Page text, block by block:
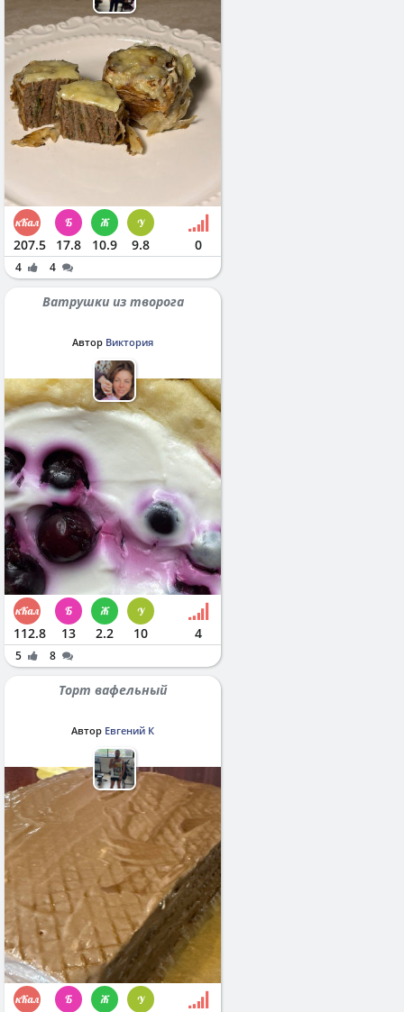
207.5 17.8 10.9 9.8 0
4 4
Ватрушки из творога
Автор Виктория
112.8 13 2.2 10 4
5 8
Торт вафельный
Автор Евгений К